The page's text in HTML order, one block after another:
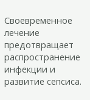
Своевременное
лечение
предотвращает
распространение
инфекции и
развитие сепсиса.